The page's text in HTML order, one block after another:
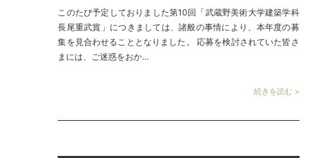
このたび予定しておりました第10回「武蔵野美術大学建築学科
長尾重武賞」につきましては、諸般の事情により、本年度の募
集を見合わせることとなりました。 応募を検討されていた皆さ
まには、ご迷惑をおか…
続きを読む >